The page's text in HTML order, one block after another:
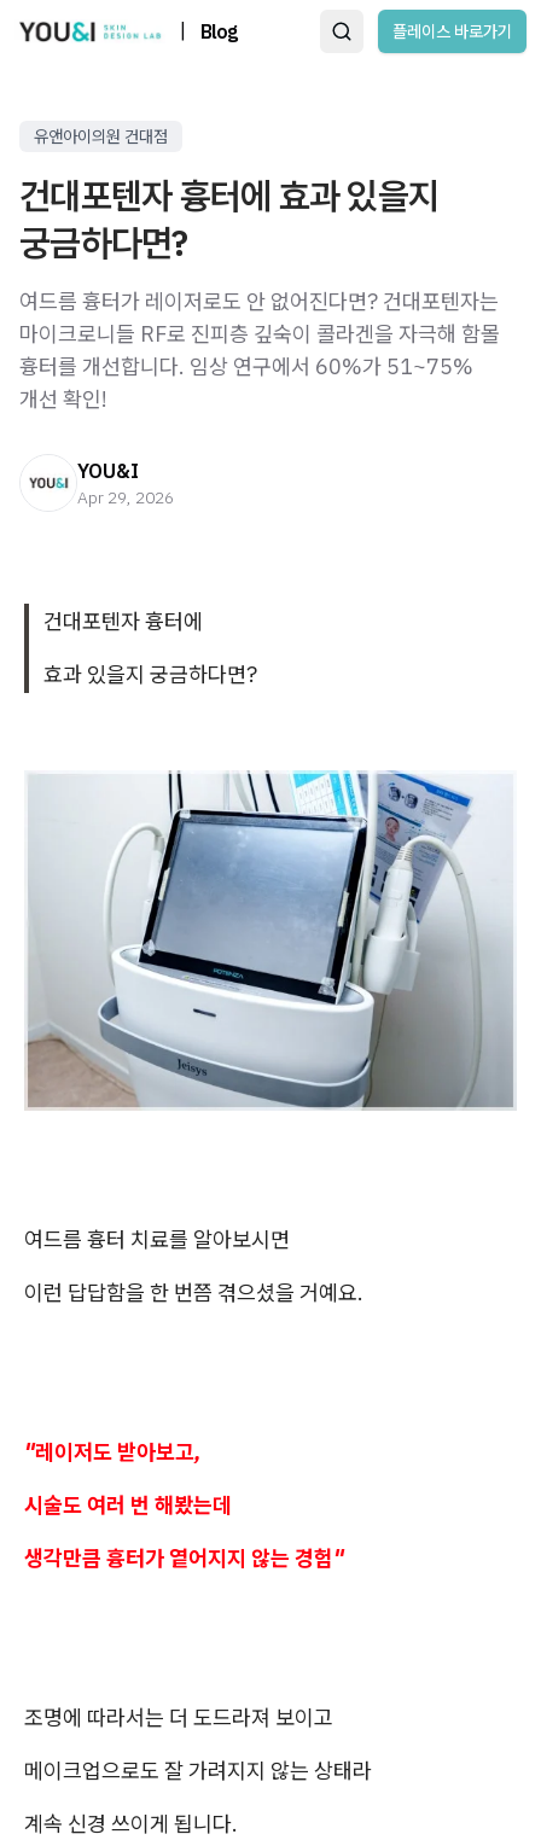
Blog 플레이스 바로가기
유앤아이의원 건대점
건대포텐자 흉터에 효과 있을지
궁금하다면?
여드름 흉터가 레이저로도 안 없어진다면? 건대포텐자는
마이크로니들 RF로 진피층 깊숙이 콜라겐을 자극해 함몰
흉터를 개선합니다. 임상 연구에서 60%가 51~75%
개선 확인!
YOU&I
Apr 29, 2026
건대포텐자 흉터에
효과 있을지 궁금하다면?
여드름 흉터 치료를 알아보시면
이런 답답함을 한 번쯤 겪으셨을 거예요.
"레이저도 받아보고,
시술도 여러 번 해봤는데
생각만큼 흉터가 옅어지지 않는 경험"
조명에 따라서는 더 도드라져 보이고
메이크업으로도 잘 가려지지 않는 상태라
계속 신경 쓰이게 됩니다.